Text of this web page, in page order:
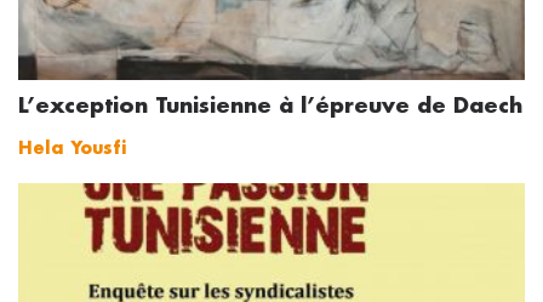
L’exception Tunisienne à l’épreuve de Daech
Hela Yousfi